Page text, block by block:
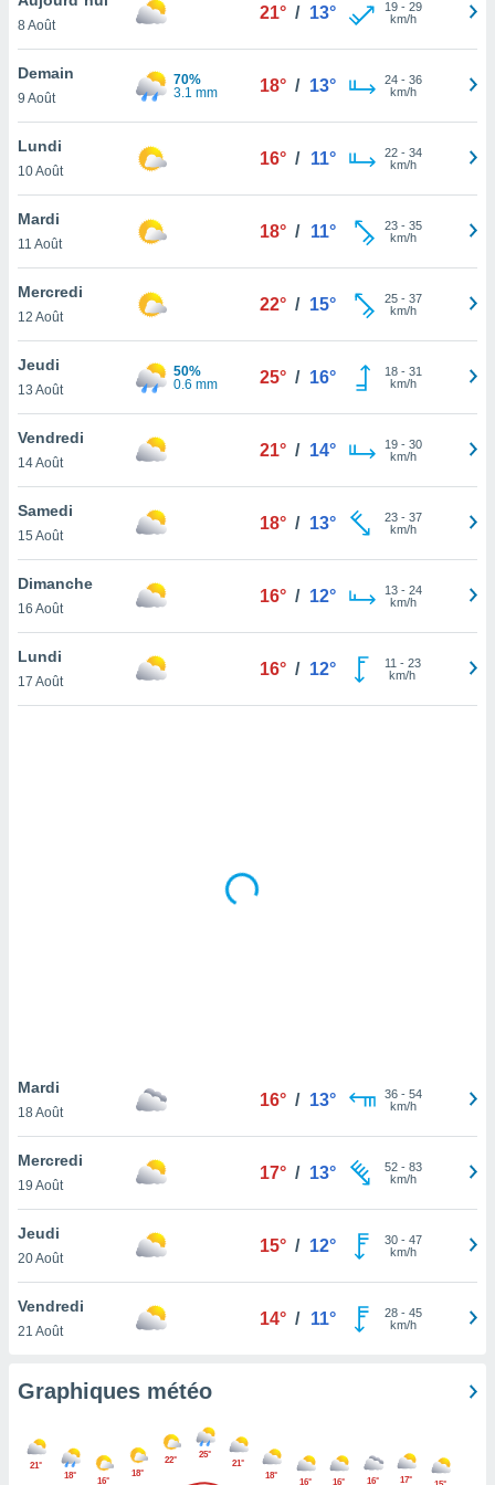
et
»,
au
vous
qu'ils
ou
le
ainsi
un
la
du
en
de
pas
de
à
cas,
que
sur le
ne
8 Août
21° / 13° 19- 29
km/h
Demain
9 Août
70%
3.1 mm
18° / 13° 24- 36
km/h
Lundi
10 Août
16° / 11° 22- 34
km/h
Mardi
11 Août
18° / 11° 23- 35
km/h
Mercredi
12 Août
22° / 15° 25- 37
km/h
Jeudi
13 Août
50%
0.6 mm
25° / 16° 18- 31
km/h
Vendredi
14 Août
21° / 14° 19- 30
km/h
Samedi
15 Août
18° / 13° 23- 37
km/h
Dimanche
16 Août
16° / 12° 13- 24
km/h
Lundi
17 Août
16° / 12° 11 - 23
km/h
Mardi
18 Août
16° / 13° 36- 54
km/h
Mercredi
19 Août
17° / 13° 52- 83
km/h
Jeudi
20 Août
15° / 12° 30- 47
km/h
Vendredi
21 Août
14° / 11° 28- 45
km/h
Graphiques météo
21°
18°
16°
18°
22°
25°
21°
18°
16° 16° 16° 17°